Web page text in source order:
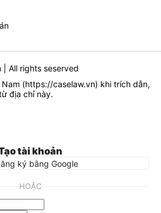
All rights seserved
Nam (https://caselaw.vn) khi trích dẫn,
địa chỉ này.
tài khoản
ký bằng Google
HOẶC